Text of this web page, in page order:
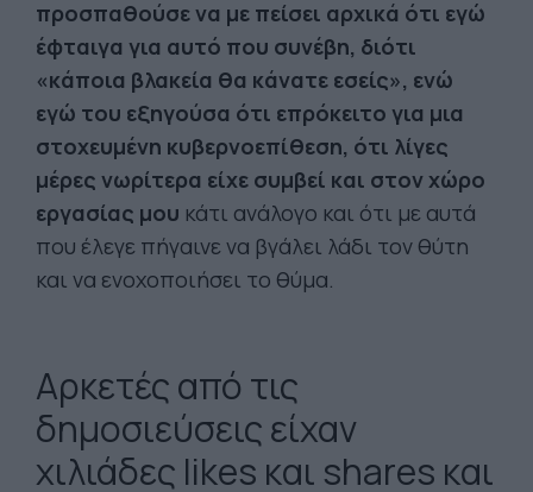
προσπαθούσε να με πείσει αρχικά ότι εγώ
έφταιγα για αυτό που συνέβη, διότι
«κάποια βλακεία θα κάνατε εσείς», ενώ
εγώ του εξηγούσα ότι επρόκειτο για μια
στοχευμένη κυβερνοεπίθεση, ότι λίγες
μέρες νωρίτερα είχε συμβεί και στον χώρο
εργασίας μου κάτι ανάλογο και ότι με αυτά
που έλεγε πήγαινε να βγάλει λάδι τον θύτη
και να ενοχοποιήσει το θύμα.
Αρκετές από τις
δημοσιεύσεις είχαν
χιλιάδες likes και shares και